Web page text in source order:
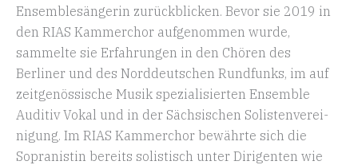
Ensem­ble­sän­gerin zurück­blicken. Bevor sie 2019 in
den RIAS Kammerchor aufge­nommen wurde,
sammelte sie Erfah­rungen in den Chören des
Berliner und des Norddeut­schen Rundfunks, im auf
zeitge­nös­sische Musik spezia­li­sierten Ensemble
Auditiv Vokal und in der Sächsi­schen Solis­ten­ver­ei­
nigung. Im RIAS Kammerchor bewährte sich die
Sopra­nistin bereits solis­tisch unter Dirigenten wie